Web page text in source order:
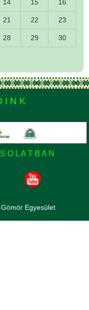
14 15 16
21 22 23
28 29 30
I N K
O L A T B A N
Egyesület